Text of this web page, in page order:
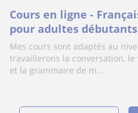
Cours en ligne -
pour adultes
vocabulaire et
Mes cours sont adaptés au
travaillerons la conversation,
et la grammaire de m...